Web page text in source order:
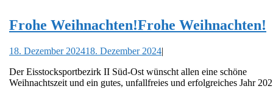
Frohe Weihnachten!Frohe Weihnachten!
18. Dezember 202418. Dezember 2024|
Der Eisstocksportbezirk II Süd-Ost wünscht allen eine schöne
Weihnachtszeit und ein gutes, unfallfreies und erfolgreiches Jahr